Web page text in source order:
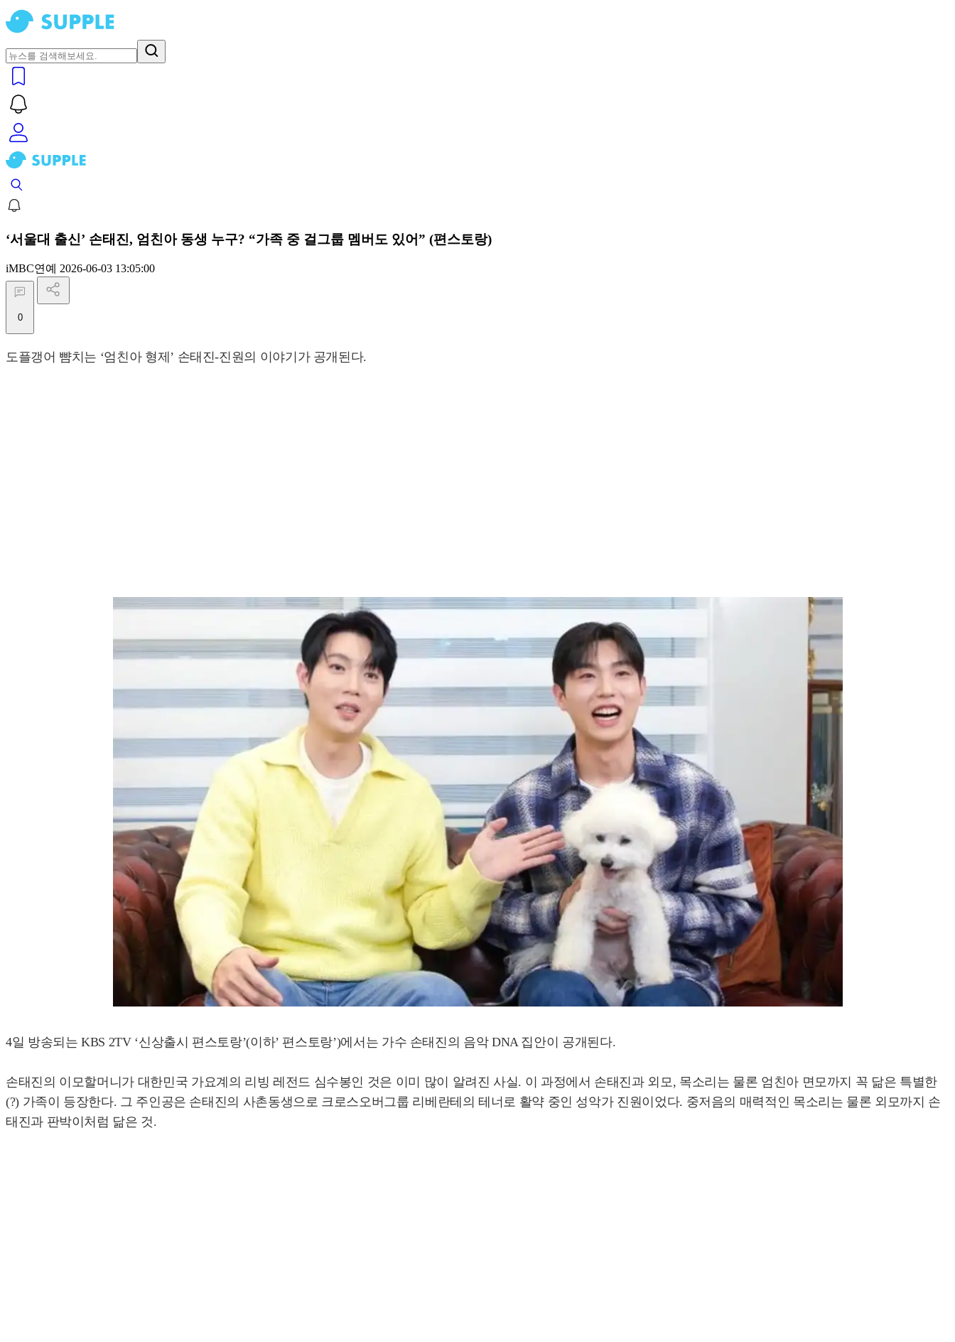
‘서울대 출신’ 손태진, 엄친아 동생 누구? “가족 중 걸그룹 멤버도 있어” (편스토랑)
iMBC연예 2026-06-03 13:05:00
0
도플갱어 뺨치는 ‘엄친아 형제’ 손태진-진원의 이야기가 공개된다.
4일 방송되는 KBS 2TV ‘신상출시 편스토랑’(이하’ 편스토랑’)에서는 가수 손태진의 음악 DNA 집안이 공개된다.
손태진의 이모할머니가 대한민국 가요계의 리빙 레전드 심수봉인 것은 이미 많이 알려진 사실. 이 과정에서 손태진과 외모, 목소리는 물론 엄친아 면모까지 꼭 닮은 특별한
(?) 가족이 등장한다. 그 주인공은 손태진의 사촌동생으로 크로스오버그룹 리베란테의 테너로 활약 중인 성악가 진원이었다. 중저음의 매력적인 목소리는 물론 외모까지 손
태진과 판박이처럼 닮은 것.